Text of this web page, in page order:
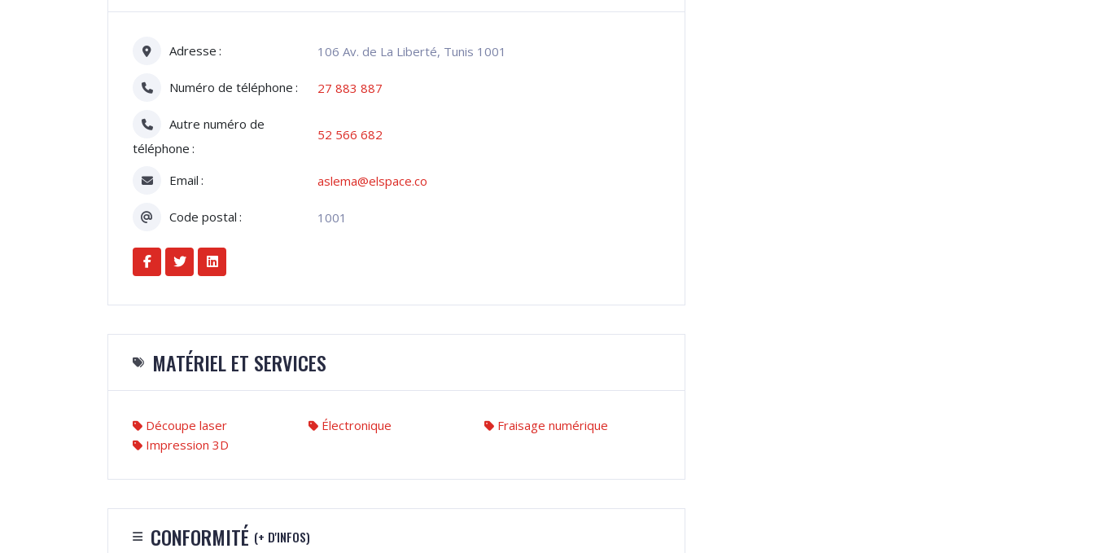
Adresse 106 Av. de La Liberté, Tunis 1001
Numéro de téléphone 27 883 887
Autre numéro de
téléphone
52 566 682
Email aslema@elspace.co
Code postal 1001
MATÉRIEL ET SERVICES
Découpe laser Électronique
Fraisage numérique
Impression 3D
CONFORMITÉ (+ D'INFOS)